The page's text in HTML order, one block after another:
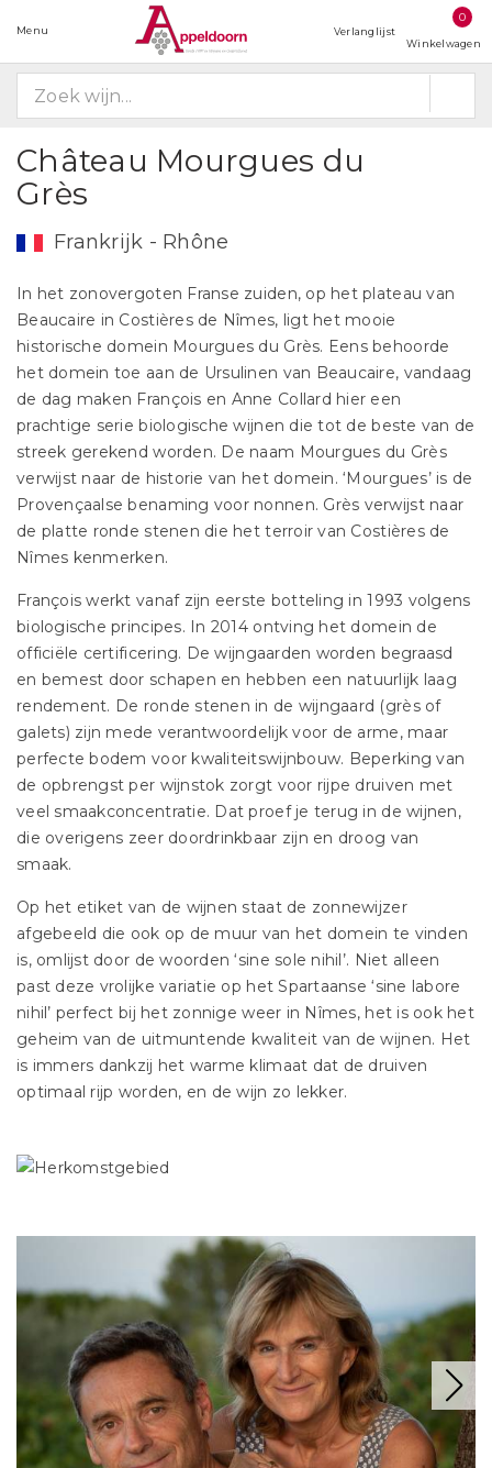
Menu Verlanglijst
0
Winkelwagen
Château Mourgues du
Grès
Frankrijk - Rhône
In het zonovergoten Franse zuiden, op het plateau van
Beaucaire in Costières de Nîmes, ligt het mooie
historische domein Mourgues du Grès. Eens behoorde
het domein toe aan de Ursulinen van Beaucaire, vandaag
de dag maken François en Anne Collard hier een
prachtige serie biologische wijnen die tot de beste van de
streek gerekend worden. De naam Mourgues du Grès
verwijst naar de historie van het domein. ‘Mourgues’ is de
Provençaalse benaming voor nonnen. Grès verwijst naar
de platte ronde stenen die het terroir van Costières de
Nîmes kenmerken.
François werkt vanaf zijn eerste botteling in 1993 volgens
biologische principes. In 2014 ontving het domein de
officiële certificering. De wijngaarden worden begraasd
en bemest door schapen en hebben een natuurlijk laag
rendement. De ronde stenen in de wijngaard (grès of
galets) zijn mede verantwoordelijk voor de arme, maar
perfecte bodem voor kwaliteitswijnbouw. Beperking van
de opbrengst per wijnstok zorgt voor rijpe druiven met
veel smaakconcentratie. Dat proef je terug in de wijnen,
die overigens zeer doordrinkbaar zijn en droog van
smaak.
Op het etiket van de wijnen staat de zonnewijzer
afgebeeld die ook op de muur van het domein te vinden
is, omlijst door de woorden ‘sine sole nihil’. Niet alleen
past deze vrolijke variatie op het Spartaanse ‘sine labore
nihil’ perfect bij het zonnige weer in Nîmes, het is ook het
geheim van de uitmuntende kwaliteit van de wijnen. Het
is immers dankzij het warme klimaat dat de druiven
optimaal rijp worden, en de wijn zo lekker.